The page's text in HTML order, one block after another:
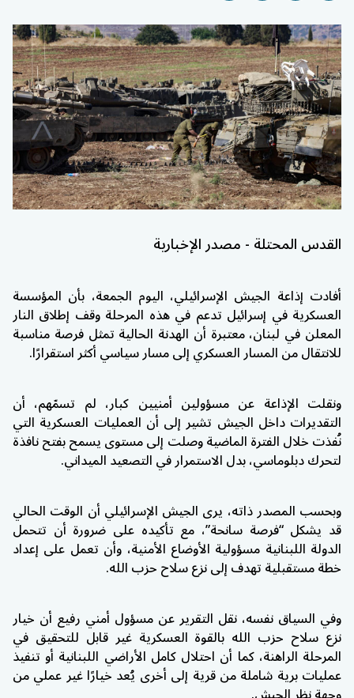
القدس المحتلة - مصدر الإخبارية
أفادت إذاعة الجيش الإسرائيلي، اليوم الجمعة، بأن المؤسسة
العسكرية في إسرائيل تدعم في هذه المرحلة وقف إطلاق النار
المعلن في لبنان، معتبرة أن الهدنة الحالية تمثل فرصة مناسبة
للانتقال من المسار العسكري إلى مسار سياسي أكثر استقرارًا.
ونقلت الإذاعة عن مسؤولين أمنيين كبار، لم تسمّهم، أن
التقديرات داخل الجيش تشير إلى أن العمليات العسكرية التي
نُفذت خلال الفترة الماضية وصلت إلى مستوى يسمح بفتح نافذة
لتحرك دبلوماسي، بدل الاستمرار في التصعيد الميداني.
وبحسب المصدر ذاته، يرى الجيش الإسرائيلي أن الوقت الحالي
قد يشكل “فرصة سانحة”، مع تأكيده على ضرورة أن تتحمل
الدولة اللبنانية مسؤولية الأوضاع الأمنية، وأن تعمل على إعداد
خطة مستقبلية تهدف إلى نزع سلاح حزب الله.
وفي السياق نفسه، نقل التقرير عن مسؤول أمني رفيع أن خيار
نزع سلاح حزب الله بالقوة العسكرية غير قابل للتحقيق في
المرحلة الراهنة، كما أن احتلال كامل الأراضي اللبنانية أو تنفيذ
عمليات برية شاملة من قرية إلى أخرى يُعد خيارًا غير عملي من